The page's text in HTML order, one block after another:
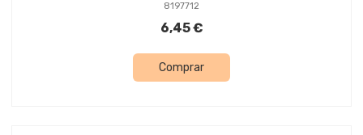
8197712
6,45 €
Comprar